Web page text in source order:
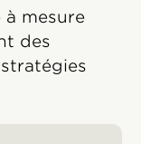
mesure
des